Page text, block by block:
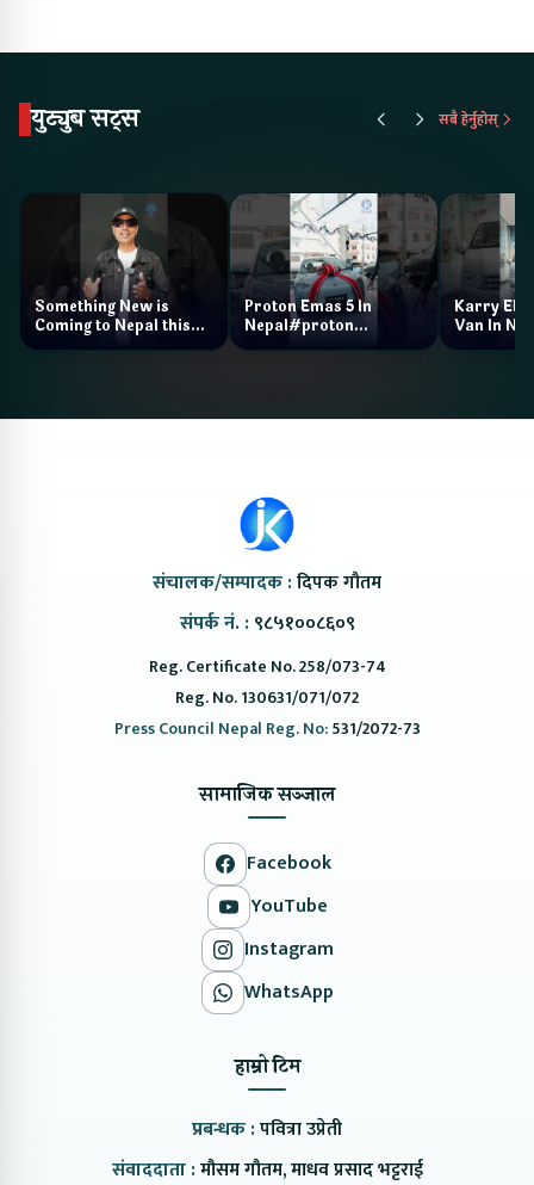
युट्युब सट्स सबै हेर्नुहोस्
Something New is
Coming to Nepal this
NAIMA Mobility Expo
Proton Emas 5 In
Nepal#proton
Karry
Van In
Bazar II
संचालक/सम्पादक :दिपक गौतम
संपर्क नं. : ९८५१००८६०९
Reg. Certificate No. 258/073-74
Reg. No. 130631/071/072
Press Council Nepal Reg. No:531/2072-73
सामाजिक सञ्जाल
Facebook
YouTube
Instagram
WhatsApp
हाम्रो टिम
प्रबन्धक :पवित्रा उप्रेती
संवाददाता :मौसम गौतम, माधव प्रसाद भट्टराई